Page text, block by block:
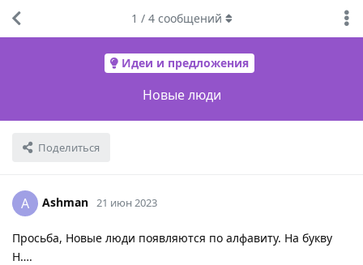
Идеи и предложения
Новые люди
Поделиться
1 / 4сообщений
A Ashman 21 июн 2023
Просьба, Новые люди появляются по алфавиту. На букву
Н….